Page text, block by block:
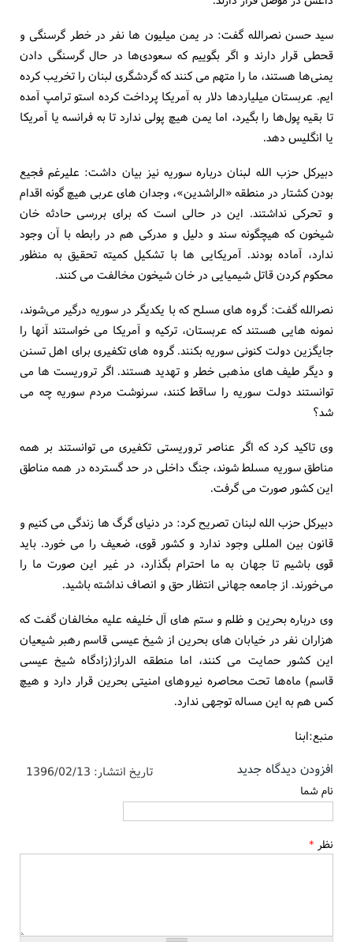
سید حسن نصرالله گفت: در یمن میلیون ‌ها نفر در خطر گرسنگی و
قحطی قرار دارند و اگر بگوییم که سعودی‌ها در حال گرسنگی دادن
یمنی‌ها هستند، ما را متهم می‌ کنند که گردشگری لبنان را تخریب کرده
‌ایم. عربستان میلیاردها دلار به آمریکا پرداخت کرده استو ترامپ آمده
تا بقیه پول‌ها را بگیرد، اما یمن هیچ پولی ندارد تا به فرانسه یا آمریکا
یا انگلیس دهد.
دبیرکل حزب الله لبنان درباره سوریه نیز بیان داشت: علیرغم فجیع
بودن کشتار در منطقه «الراشدین»، وجدان های عربی هیچ گونه اقدام
و تحرکی نداشتند. این در حالی است که برای بررسی حادثه خان
شیخون که هیچگونه سند و دلیل و مدرکی هم در رابطه با آن وجود
ندارد، آماده بودند. آمریکایی ها با تشکیل کمیته تحقیق به منظور
محکوم کردن قاتل شیمیایی در خان شیخون مخالفت می کنند.
نصرالله گفت: گروه‌ های مسلح که با یکدیگر در سوریه درگیر می‌شوند،‌
نمونه‌ هایی هستند که عربستان، ترکیه و آمریکا می ‌خواستند آنها را
جایگزین دولت کنونی سوریه بکنند. گروه‌ های تکفیری برای اهل تسنن
و دیگر طیف ‌های مذهبی خطر و تهدید هستند. اگر تروریست‌ ها می
‌توانستند دولت سوریه را ساقط کنند، سرنوشت مردم سوریه چه می‌
شد؟
وی تاکید کرد که اگر عناصر تروریستی تکفیری می ‌توانستند بر همه
مناطق سوریه مسلط شوند، جنگ داخلی در حد گسترده در همه مناطق
این کشور صورت می گرفت.
دبیرکل حزب الله لبنان تصریح کرد: در دنیای گرگ ها زندگی می ‌کنیم و
قانون بین المللی وجود ندارد و کشور قوی، ضعیف را می‌ خورد. باید
قوی باشیم تا جهان به ما احترام بگذارد، در غیر این صورت ما را
می‌خورند. از جامعه جهانی انتظار حق و انصاف نداشته باشید.
وی درباره بحرین و ظلم و ستم‌ های آل خلیفه علیه مخالفان گفت که
هزاران نفر در خیابان های بحرین از شیخ عیسی قاسم رهبر شیعیان
این کشور حمایت می‌ کنند، اما منطقه الدراز(زادگاه شیخ عیسی
قاسم) ماه‌ها تحت محاصره نیروهای امنیتی بحرین قرار دارد و هیچ
کس هم به این مساله توجهی ندارد.
منبع:ابنا
تاریخ انتشار: 1396/02/13 افزودن دیدگاه جدید
نام شما
نظر *